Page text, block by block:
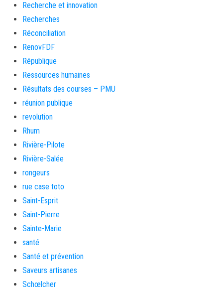
Recherche et innovation
Recherches
Réconciliation
RenovFDF
République
Ressources humaines
Résultats des courses – PMU
réunion publique
revolution
Rhum
Rivière-Pilote
Rivière-Salée
rongeurs
rue case toto
Saint-Esprit
Saint-Pierre
Sainte-Marie
santé
Santé et prévention
Saveurs artisanes
Schœlcher